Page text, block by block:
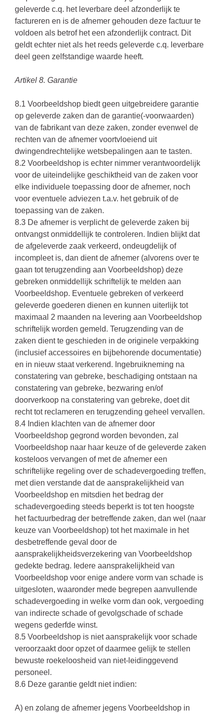
geleverde c.q. het leverbare deel afzonderlijk te
factureren en is de afnemer gehouden deze factuur te
voldoen als betrof het een afzonderlijk contract. Dit
geldt echter niet als het reeds geleverde c.q. leverbare
deel geen zelfstandige waarde heeft.
Artikel 8. Garantie
8.1 Voorbeeldshop biedt geen uitgebreidere garantie
op geleverde zaken dan de garantie(-voorwaarden)
van de fabrikant van deze zaken, zonder evenwel de
rechten van de afnemer voortvloeiend uit
dwingendrechtelijke wetsbepalingen aan te tasten.
8.2 Voorbeeldshop is echter nimmer verantwoordelijk
voor de uiteindelijke geschiktheid van de zaken voor
elke individuele toepassing door de afnemer, noch
voor eventuele adviezen t.a.v. het gebruik of de
toepassing van de zaken.
8.3 De afnemer is verplicht de geleverde zaken bij
ontvangst onmiddellijk te controleren. Indien blijkt dat
de afgeleverde zaak verkeerd, ondeugdelijk of
incompleet is, dan dient de afnemer (alvorens over te
gaan tot terugzending aan Voorbeeldshop) deze
gebreken onmiddellijk schriftelijk te melden aan
Voorbeeldshop. Eventuele gebreken of verkeerd
geleverde goederen dienen en kunnen uiterlijk tot
maximaal 2 maanden na levering aan Voorbeeldshop
schriftelijk worden gemeld. Terugzending van de
zaken dient te geschieden in de originele verpakking
(inclusief accessoires en bijbehorende documentatie)
en in nieuw staat verkerend. Ingebruikneming na
constatering van gebreke, beschadiging ontstaan na
constatering van gebreke, bezwaring en/of
doorverkoop na constatering van gebreke, doet dit
recht tot reclameren en terugzending geheel vervallen.
8.4 Indien klachten van de afnemer door
Voorbeeldshop gegrond worden bevonden, zal
Voorbeeldshop naar haar keuze of de geleverde zaken
kosteloos vervangen of met de afnemer een
schriftelijke regeling over de schadevergoeding treffen,
met dien verstande dat de aansprakelijkheid van
Voorbeeldshop en mitsdien het bedrag der
schadevergoeding steeds beperkt is tot ten hoogste
het factuurbedrag der betreffende zaken, dan wel (naar
keuze van Voorbeeldshop) tot het maximale in het
desbetreffende geval door de
aansprakelijkheidsverzekering van Voorbeeldshop
gedekte bedrag. Iedere aansprakelijkheid van
Voorbeeldshop voor enige andere vorm van schade is
uitgesloten, waaronder mede begrepen aanvullende
schadevergoeding in welke vorm dan ook, vergoeding
van indirecte schade of gevolgschade of schade
wegens gederfde winst.
8.5 Voorbeeldshop is niet aansprakelijk voor schade
veroorzaakt door opzet of daarmee gelijk te stellen
bewuste roekeloosheid van niet-leidinggevend
personeel.
8.6 Deze garantie geldt niet indien:
A) en zolang de afnemer jegens Voorbeeldshop in